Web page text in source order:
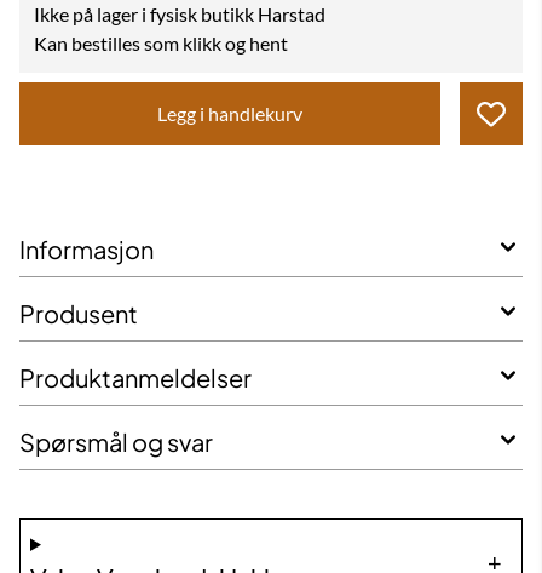
Ikke på lager i fysisk butikk Harstad
Kan bestilles som klikk og hent
Legg i handlekurv
Informasjon
Produsent
Produktanmeldelser
Spørsmål og svar